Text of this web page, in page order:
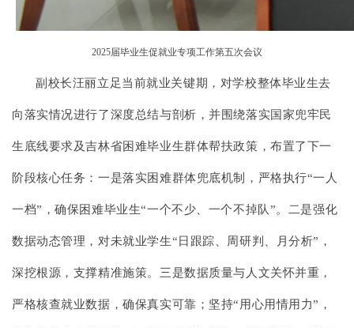
2025届毕业生促就业专项工作第五次会议
副校长汪丽立足当前就业关键期，对学校整体毕业生去
向落实情况进行了深度总结与剖析，并围绕落实国家兜牢民
生底线要求及吉林省困难毕业生群体帮扶政策，布置了下一
阶段核心任务：一是落实困难群体兜底机制，严格执行“一人
一档”，确保困难毕业生“一个不少、一个不掉队”。二是强化
数据动态管理，对未就业学生“日跟踪、周研判、月分析”，
深挖根源，支撑精准施策。三是数据质量与人文关怀并重，
严格核查就业数据，确保真实可靠；坚持“用心用情用力”，